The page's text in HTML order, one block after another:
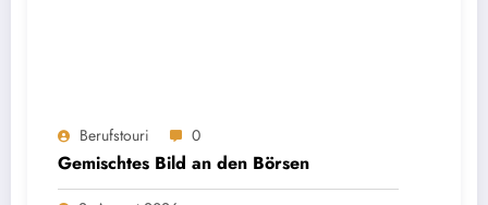
Berufstouri 0
Gemischtes Bild an den Börsen